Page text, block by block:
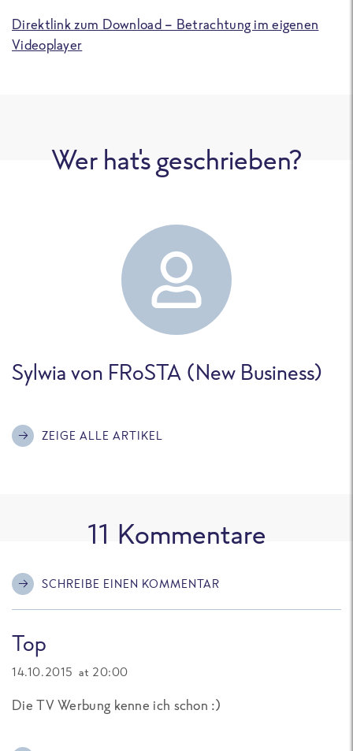
Direktlink zum Download – Betrachtung im eigenen
Videoplayer
Wer hat's geschrieben?
Sylwia von FRoSTA (New Business)
ZEIGE ALLE ARTIKEL
11 Kommentare
SCHREIBE EINEN KOMMENTAR
Top
14.10.2015 at 20:00
Die TV Werbung kenne ich schon :)